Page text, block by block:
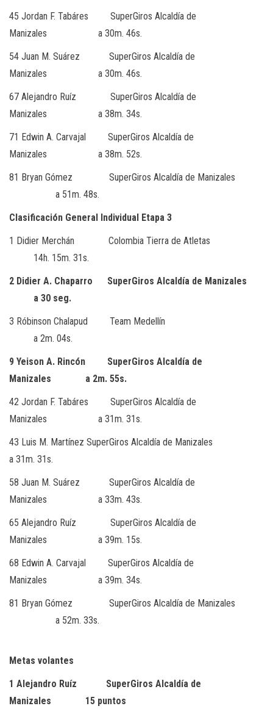
45 Jordan F. Tabáres SuperGiros Alcaldía de
Manizales a 30m. 46s.
54 Juan M. Suárez SuperGiros Alcaldía de
Manizales a 30m. 46s.
67 Alejandro Ruíz SuperGiros Alcaldía de
Manizales a 38m. 34s.
71 Edwin A. Carvajal SuperGiros Alcaldía de
Manizales a 38m. 52s.
81 Bryan Gómez SuperGiros Alcaldía de Manizales
a 51m. 48s.
Clasificación General Individual Etapa 3
1 Didier Merchán Colombia Tierra de Atletas
14h. 15m. 31s.
2 Didier A. Chaparro SuperGiros Alcaldía de Manizales
a 30 seg.
3 Róbinson Chalapud Team Medellín
a 2m. 04s.
9 Yeison A. Rincón SuperGiros Alcaldía de
Manizales a 2m. 55s.
42 Jordan F. Tabáres SuperGiros Alcaldía de
Manizales a 31m. 31s.
43 Luis M. Martínez SuperGiros Alcaldía de Manizales
a 31m. 31s.
58 Juan M. Suárez SuperGiros Alcaldía de
Manizales a 33m. 43s.
65 Alejandro Ruíz SuperGiros Alcaldía de
Manizales a 39m. 15s.
68 Edwin A. Carvajal SuperGiros Alcaldía de
Manizales a 39m. 34s.
81 Bryan Gómez SuperGiros Alcaldía de Manizales
a 52m. 33s.
Metas volantes
1 Alejandro Ruíz SuperGiros Alcaldía de
Manizales 15 puntos